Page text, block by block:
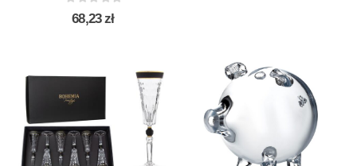
out of 5
68,23zł